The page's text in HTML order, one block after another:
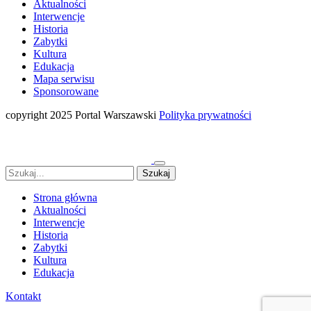
Aktualności
Interwencje
Historia
Zabytki
Kultura
Edukacja
Mapa serwisu
Sponsorowane
copyright 2025 Portal Warszawski Polityka prywatności
Strona główna
Aktualności
Interwencje
Historia
Zabytki
Kultura
Edukacja
Kontakt